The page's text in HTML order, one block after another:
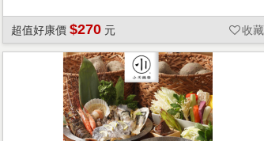
超值好康價 $270 元 收藏